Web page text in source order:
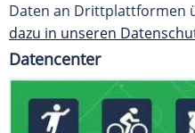
Daten an Drittplattformen
dazu in unseren
Datencenter